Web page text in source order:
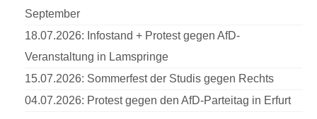
September
18.07.2026: Infostand + Protest gegen AfD-
Veranstaltung in Lamspringe
15.07.2026: Sommerfest der Studis gegen Rechts
04.07.2026: Protest gegen den AfD-Parteitag in Erfurt